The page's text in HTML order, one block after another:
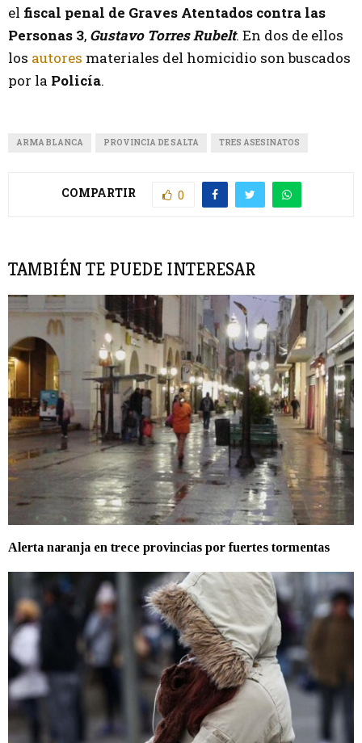
el fiscal penal de Graves Atentados contra las
Personas 3, Gustavo Torres Rubelt. En dos de ellos
los autores materiales del homicidio son buscados
por la Policía.
ARMA BLANCA PROVINCIA DE SALTA TRES ASESINATOS
COMPARTIR 0
TAMBIÉN TE PUEDE INTERESAR
Alerta naranja en trece provincias por fuertes tormentas